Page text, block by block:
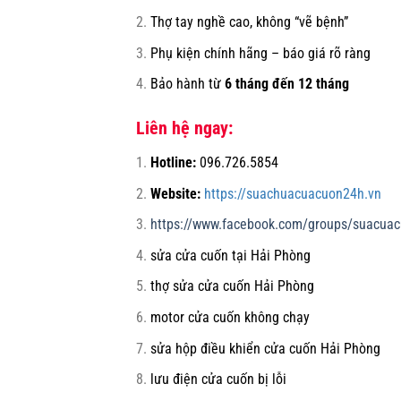
Thợ tay nghề cao, không “vẽ bệnh”
Phụ kiện chính hãng – báo giá rõ ràng
Bảo hành từ 6 tháng đến 12 tháng
Liên hệ ngay:
Hotline:096.726.5854
Website: https://suachuacuacuon24h.vn
https://www.facebook.com/groups/
sửa cửa cuốn tại Hải Phòng
thợ sửa cửa cuốn Hải Phòng
motor cửa cuốn không chạy
sửa hộp điều khiển cửa cuốn Hải Phòng
lưu điện cửa cuốn bị lỗi